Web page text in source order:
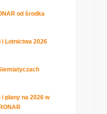
od środka
i Lotnictwa 2026
plany na 2026 w